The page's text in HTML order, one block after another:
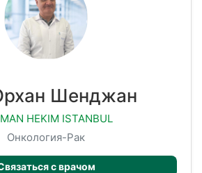
Шенджан
HEKIM ISTANBUL
Онкология-Рак
с врачом